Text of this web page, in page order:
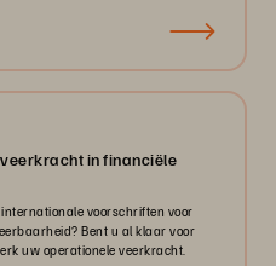
in financiële
voorschriften voor
Bent u al klaar voor
uw operationele veerkracht.